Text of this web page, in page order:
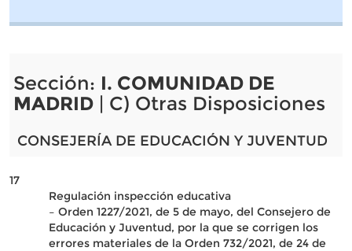
Sección: I. COMUNIDAD DE
MADRID| C) Otras Disposiciones
CONSEJERÍA DE EDUCACIÓN Y JUVENTUD
17
Regulación inspección educativa
– Orden 1227/2021, de 5 de mayo, del Consejero de
Educación y Juventud, por la que se corrigen los
errores materiales de la Orden 732/2021, de 24 de